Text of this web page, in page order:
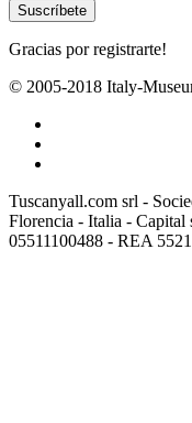
Gracias por registrarte!
© 2005-2018 Italy-
Tuscanyall.com srl -
Florencia - Italia - Capital
05511100488 - REA